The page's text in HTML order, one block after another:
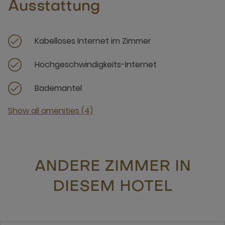
Ausstattung
Kabelloses Internet im Zimmer
Hochgeschwindigkeits-Internet
Bademantel
Show all amenities (4)
ANDERE ZIMMER IN
DIESEM HOTEL